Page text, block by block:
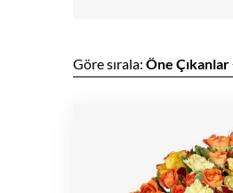
Göre sırala: Öne Çıkanlar